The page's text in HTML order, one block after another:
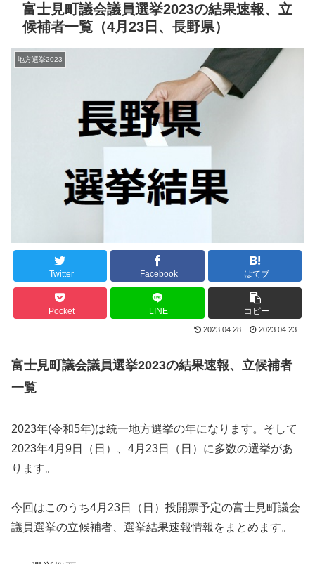
富士見町議会議員選挙2023の結果速報、立
候補者一覧（4月23日、長野県）
地方選挙2023
Twitter Facebook はてブ
Pocket LINE コピー
2023.04.28 2023.04.23
富士見町議会議員選挙2023の結果速報、立候補者
一覧
2023年(令和5年)は統一地方選挙の年になります。そして
2023年4月9日（日）、4月23日（日）に多数の選挙があ
ります。
今回はこのうち4月23日（日）投開票予定の富士見町議会
議員選挙の立候補者、選挙結果速報情報をまとめます。